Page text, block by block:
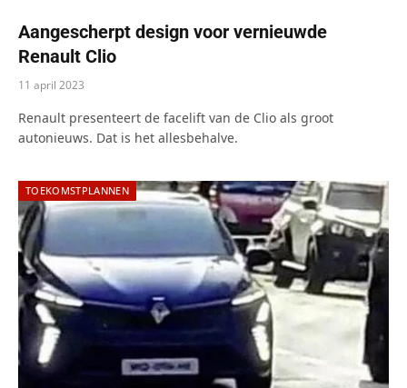
Aangescherpt design voor vernieuwde
Renault Clio
11 april 2023
Renault presenteert de facelift van de Clio als groot
autonieuws. Dat is het allesbehalve.
TOEKOMSTPLANNEN